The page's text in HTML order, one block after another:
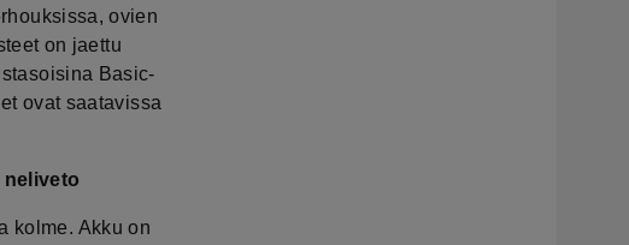
ovien
on jaettu
Basic-
ovat saatavissa
kolme. Akku on